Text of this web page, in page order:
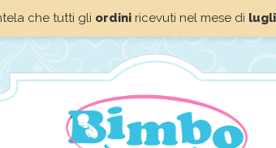
che tutti gli ordiniricevuti nel mese di